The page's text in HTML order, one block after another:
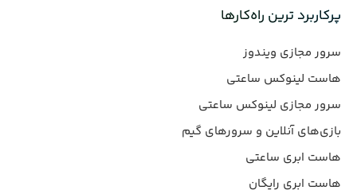
پرکاربرد ترین راه‌کارها
سرور مجازی ویندوز
هاست لینوکس ساعتی
سرور مجازی لینوکس ساعتی
بازی‌های آنلاین و سرورهای گیم
هاست ابری ساعتی
هاست ابری رایگان